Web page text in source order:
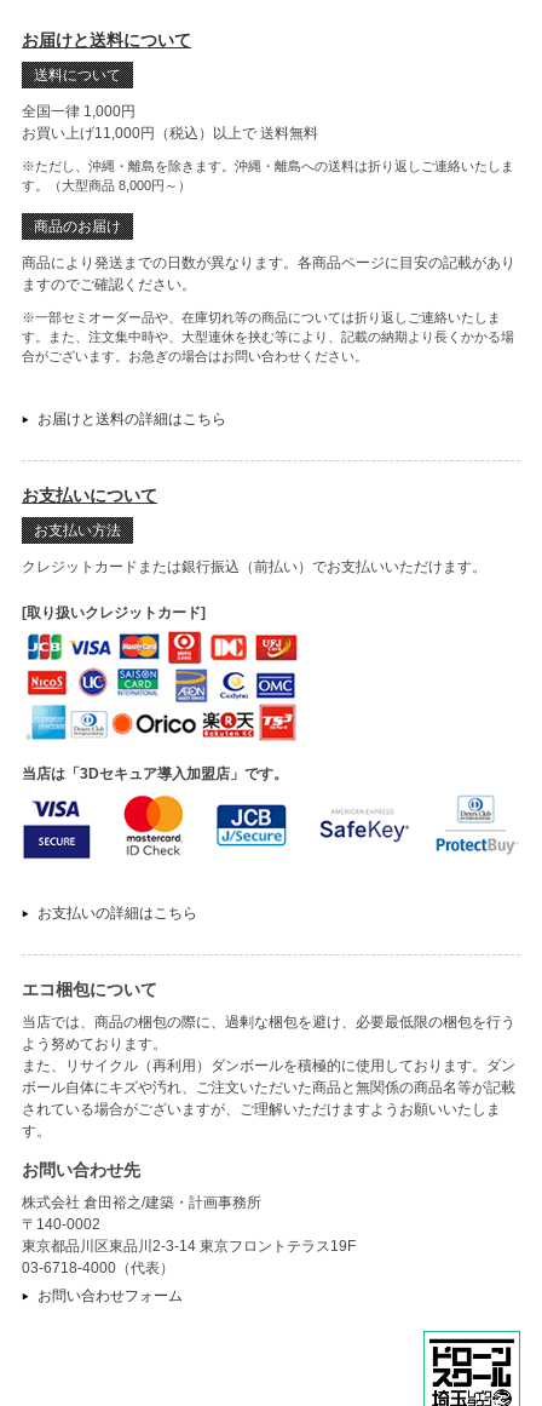
お届けと送料について
送料について
全国一律 1,000円
お買い上げ11,000円（税込）以上で 送料無料
※ただし、沖縄・離島を除きます。沖縄・離島への送料は折り返しご連絡いたしま
す。（大型商品 8,000円～）
商品のお届け
商品により発送までの日数が異なります。各商品ページに目安の記載があり
ますのでご確認ください。
※一部セミオーダー品や、在庫切れ等の商品については折り返しご連絡いたしま
す。また、注文集中時や、大型連休を挟む等により、記載の納期より長くかかる場
合がございます。お急ぎの場合はお問い合わせください。
お届けと送料の詳細はこちら
お支払いについて
お支払い方法
クレジットカードまたは銀行振込（前払い）でお支払いいただけます。
[取り扱いクレジットカード]
当店は「3Dセキュア導入加盟店」です。
お支払いの詳細はこちら
エコ梱包について
当店では、商品の梱包の際に、過剰な梱包を避け、必要最低限の梱包を行う
よう努めております。
また、リサイクル（再利用）ダンボールを積極的に使用しております。ダン
ボール自体にキズや汚れ、ご注文いただいた商品と無関係の商品名等が記載
されている場合がございますが、ご理解いただけますようお願いいたしま
す。
お問い合わせ先
株式会社 倉田裕之/建築・計画事務所
〒140-0002
東京都品川区東品川2-3-14 東京フロントテラス19F
03-6718-4000（代表）
お問い合わせフォーム